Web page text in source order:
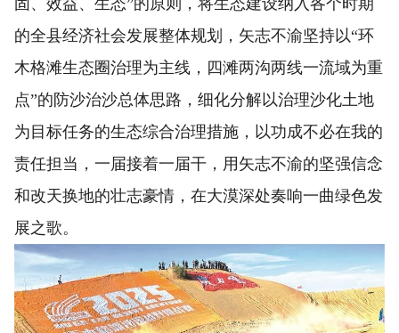
的全县经济社会发展整体规划，矢志不渝坚持以“环
木格滩生态圈治理为主线，四滩两沟两线一流域为重
点”的防沙治沙总体思路，细化分解以治理沙化土地
为目标任务的生态综合治理措施，以功成不必在我的
责任担当，一届接着一届干，用矢志不渝的坚强信念
和改天换地的壮志豪情，在大漠深处奏响一曲绿色发
展之歌。